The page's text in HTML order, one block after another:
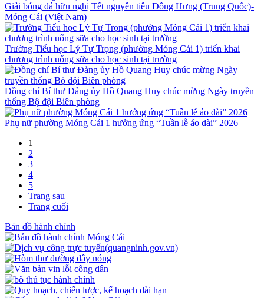
Giải bóng đá hữu nghị Tết nguyên tiêu Đông Hưng (Trung Quốc)-
Móng Cái (Việt Nam)
Trường Tiểu học Lý Tự Trọng (phường Móng Cái 1) triển khai
chương trình uống sữa cho học sinh tại trường
Đồng chí Bí thư Đảng ủy Hồ Quang Huy chúc mừng Ngày truyền
thống Bộ đội Biên phòng
Phụ nữ phường Móng Cái 1 hưởng ứng “Tuần lễ áo dài” 2026
1
2
3
4
5
Trang sau
Trang cuối
Bản đồ hành chính